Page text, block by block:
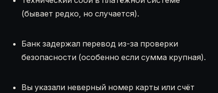
(бывает редко, но случается).
Банк задержал перевод из-за проверки
безопасности (особенно если сумма крупная).
Вы указали неверный номер карты или счёт